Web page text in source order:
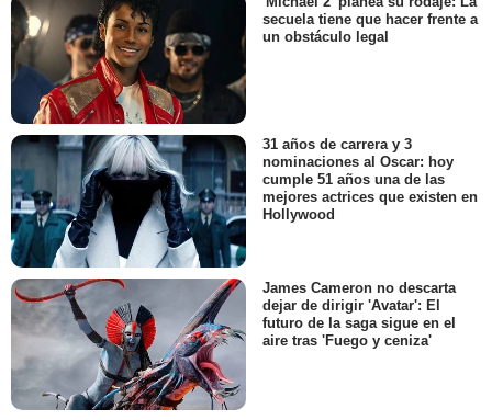
secuela tiene que hacer frente a
un obstáculo legal
31 años de carrera y 3
nominaciones al Oscar: hoy
cumple 51 años una de las
mejores actrices que existen en
Hollywood
James Cameron no descarta
dejar de dirigir 'Avatar': El
futuro de la saga sigue en el
aire tras 'Fuego y ceniza'